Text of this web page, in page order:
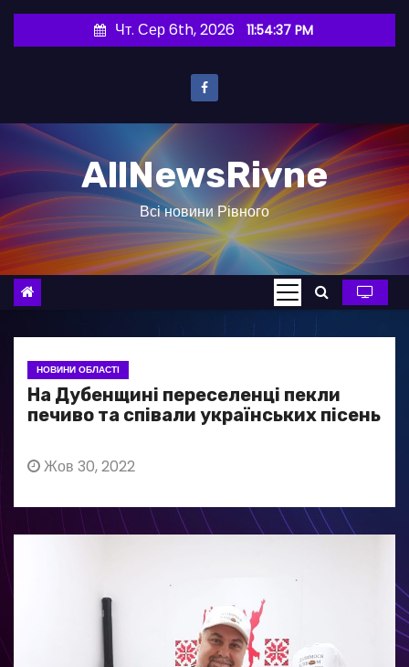
и
о
в
Чт. Сер 6th, 2026 11:54:38 PM
AllNewsRivne
Всі новини Рівного
НОВИНИ ОБЛАСТІ
На Дубенщині переселенці пекли
печиво та співали українських пісень
Жов 30, 2022